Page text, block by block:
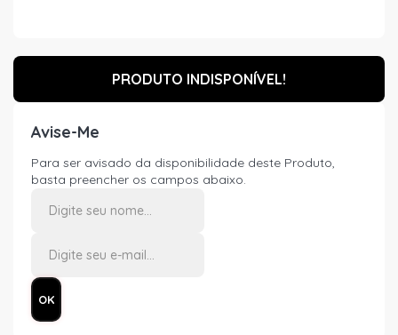
PRODUTO INDISPONÍVEL!
Avise-Me
Para ser avisado da disponibilidade deste Produto,
basta preencher os campos abaixo.